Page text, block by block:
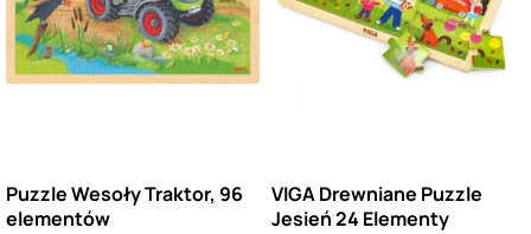
Puzzle Wesoły Traktor, 96
elementów
VIGA Drewniane Puzzle
Jesień 24 Elementy